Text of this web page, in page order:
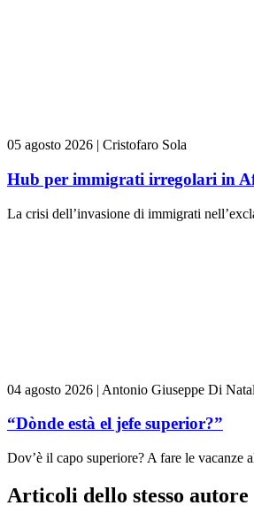
05 agosto 2026 | Cristofaro Sola
Hub per immigrati irregolari in
La crisi dell’invasione di immigrati
04 agosto 2026 | Antonio Giuseppe Di
“Dònde està el jefe superior?”
Dov’è il capo superiore? A fare le vacanze
Articoli dello stesso autore